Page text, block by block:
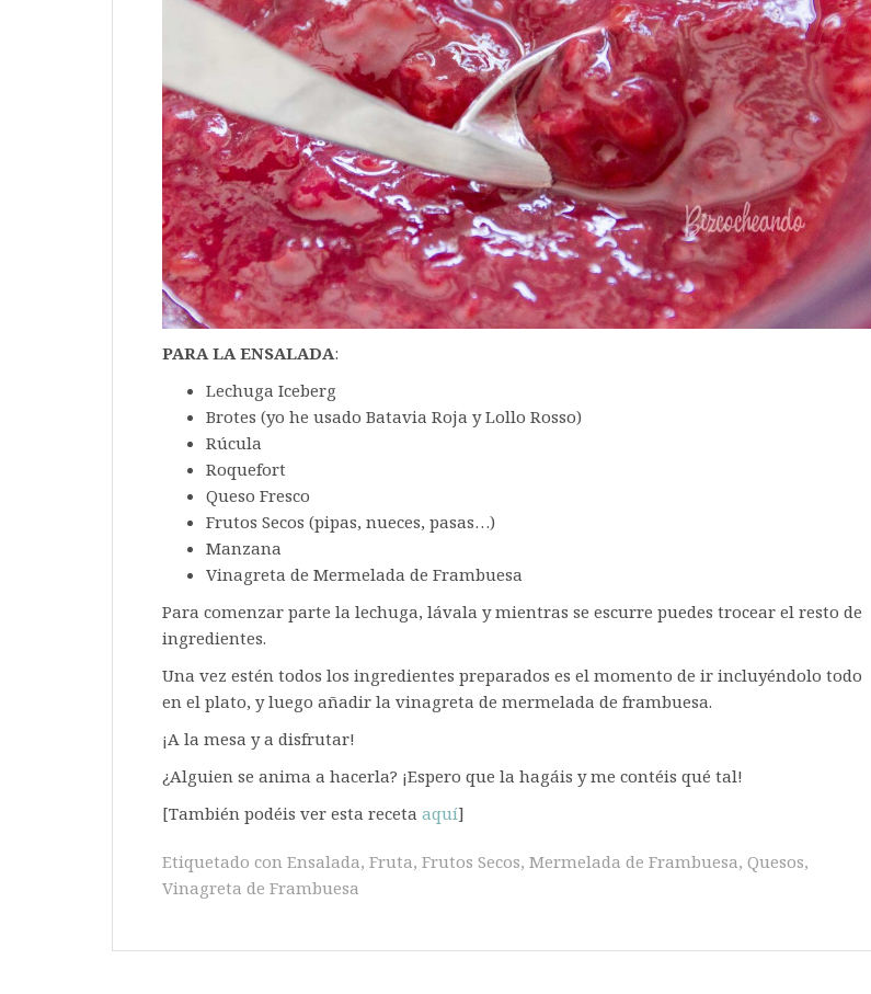
PARA LA ENSALADA:
Lechuga Iceberg
Brotes (yo he usado Batavia Roja y Lollo Rosso)
Rúcula
Roquefort
Queso Fresco
Frutos Secos (pipas, nueces, pasas…)
Manzana
Vinagreta de Mermelada de Frambuesa
Para comenzar parte la lechuga, lávala y mientras se escurre puedes trocear el resto de
ingredientes.
Una vez estén todos los ingredientes preparados es el momento de ir incluyéndolo todo
en el plato, y luego añadir la vinagreta de mermelada de frambuesa.
¡A la mesa y a disfrutar!
¿Alguien se anima a hacerla? ¡Espero que la hagáis y me contéis qué tal!
[También podéis ver esta receta aquí]
Etiquetado con Ensalada, Fruta, Frutos Secos, Mermelada de Frambuesa, Quesos,
Vinagreta de Frambuesa